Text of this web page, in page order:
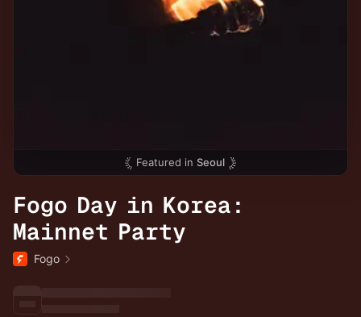
Featured in Seoul
Fogo Day in Korea:
Mainnet Party
Fogo